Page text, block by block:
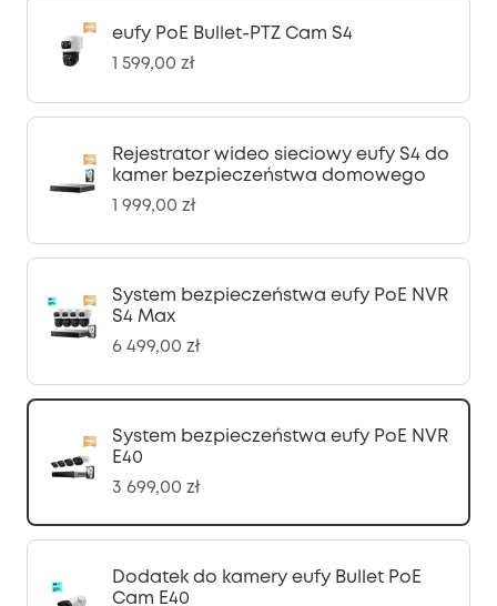
eufy PoE Bullet-PTZ Cam S4
1 599,00 zł
Rejestrator wideo sieciowy eufy S4 do
kamer bezpieczeństwa domowego
1 999,00 zł
System bezpieczeństwa eufy PoE NVR
S4 Max
6 499,00 zł
System bezpieczeństwa eufy PoE NVR
E40
3 699,00 zł
Dodatek do kamery eufy Bullet PoE
Cam E40